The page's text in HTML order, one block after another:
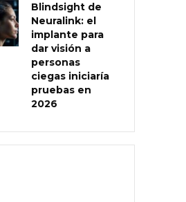
Blindsight de
Neuralink: el
implante para
dar visión a
personas
ciegas iniciaría
pruebas en
2026